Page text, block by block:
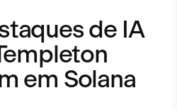
de IA
em Solana